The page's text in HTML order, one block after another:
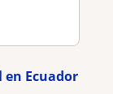
en Ecuador